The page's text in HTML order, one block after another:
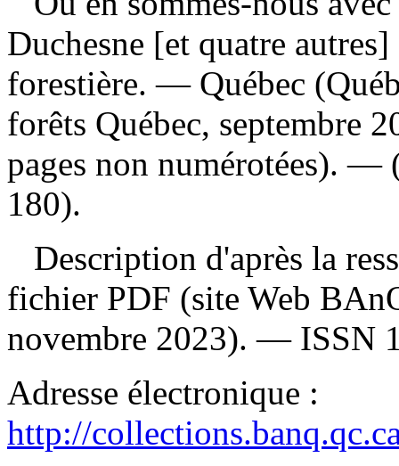
Duchesne [et quatre
forestière. — Québec
forêts Québec, septembre
pages non numérotées). —
180).
Description d'après la
fichier PDF (site Web
novembre 2023). — ISSN
Adresse électronique :
http://